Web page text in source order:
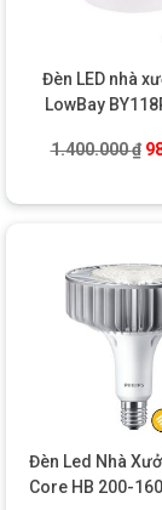
Đèn LED nhà
LowBay
1.400.000₫
Đèn Led Nhà
Core HB 200-